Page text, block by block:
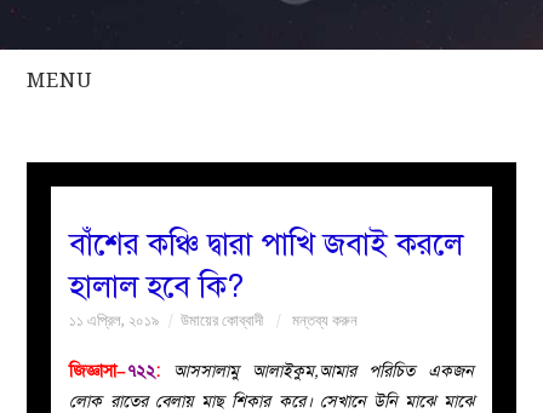
MENU
সকল
নারীদের
বাঁশের কঞ্চি দ্বারা পাখি জবাই করলে
হালাল হবে কি?
১১ এপ্রিল, ২০১৯ উমায়ের কোব্বাদী মন্তব্য করুন
জিজ্ঞাসা–৭২২:
আসসালামু আলাইকুম,আমার পরিচিত একজন
লোক রাতের বেলায় মাছ শিকার করে। সেখানে উনি মাঝে মাঝে